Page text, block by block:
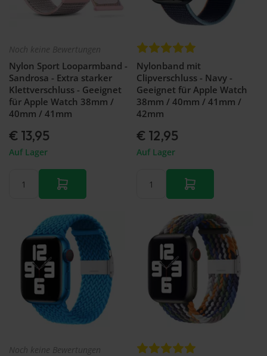
Noch keine Bewertungen
Nylon Sport Looparmband -
Sandrosa - Extra starker
Klettverschluss - Geeignet
für Apple Watch 38mm /
40mm / 41mm
€ 13,95
Auf Lager
Nylonband mit
Clipverschluss - Navy -
Geeignet für Apple Watch
38mm / 40mm / 41mm /
42mm
€ 12,95
Auf Lager
Noch keine Bewertungen